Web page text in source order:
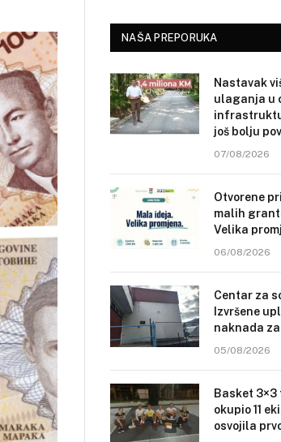
NAŠA PREPORUKA
Nastavak
ulaganja u
još bolju
07/08/2026
Otvorene
malih
Velika
06/08/2026
Centar za
Izvršene
naknada
05/08/2026
Basket 3×3
okupio 11
osvojila